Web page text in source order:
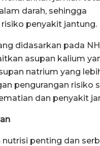
darah, sehingga
penyakit jantung.
didasarkan pada
asupan kalium
natrium yang
pengurangan risiko
dan penyakit
nutrisi penting dan